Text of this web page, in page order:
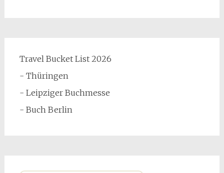
Travel Bucket List 2026
- Thüringen
- Leipziger Buchmesse
- Buch Berlin